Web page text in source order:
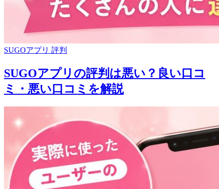
SUGOアプリ 評判
SUGOアプリの評判は悪い？良い口コ
ミ・悪い口コミを解説